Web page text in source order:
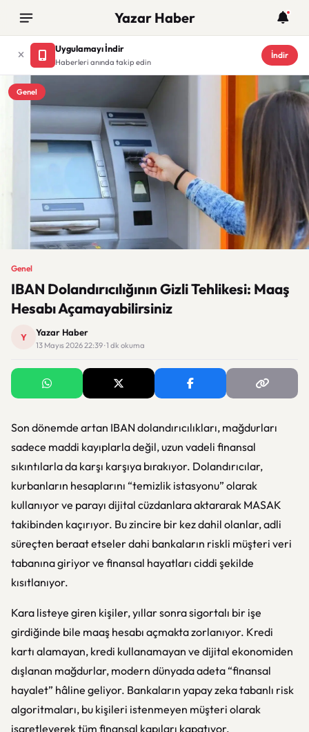
Yazar Haber
Uygulamayı İndir
Haberleri anında takip edin
İndir
Genel
Genel
IBAN Dolandırıcılığının Gizli Tehlikesi: Maaş
Hesabı Açamayabilirsiniz
Y Yazar Haber
13 Mayıs 2026 22:39 · 1 dk okuma
Son dönemde artan IBAN dolandırıcılıkları, mağdurları
sadece maddi kayıplarla değil, uzun vadeli finansal
sıkıntılarla da karşı karşıya bırakıyor. Dolandırıcılar,
kurbanların hesaplarını “temizlik istasyonu” olarak
kullanıyor ve parayı dijital cüzdanlara aktararak MASAK
takibinden kaçırıyor. Bu zincire bir kez dahil olanlar, adli
süreçten beraat etseler dahi bankaların riskli müşteri veri
tabanına giriyor ve finansal hayatları ciddi şekilde
kısıtlanıyor.
Kara listeye giren kişiler, yıllar sonra sigortalı bir işe
girdiğinde bile maaş hesabı açmakta zorlanıyor. Kredi
kartı alamayan, kredi kullanamayan ve dijital ekonomiden
dışlanan mağdurlar, modern dünyada adeta “finansal
hayalet” hâline geliyor. Bankaların yapay zeka tabanlı risk
algoritmaları, bu kişileri istenmeyen müşteri olarak
işaretleyerek tüm finansal kapıları kapatıyor.